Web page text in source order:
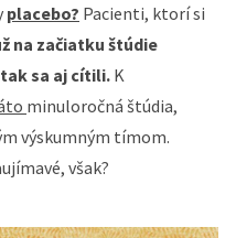
placebo? Pacienti, ktorí si
na začiatku štúdie
sa aj cítili. K
minuloročná štúdia,
výskumným tímom.
však?